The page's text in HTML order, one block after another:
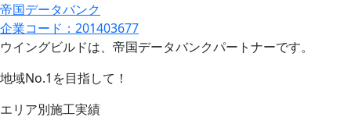
帝国データバンク
企業コード：201403677
ウイングビルドは、帝国データバンクパートナーです。
地域No.1を目指して！
エリア別施工実績